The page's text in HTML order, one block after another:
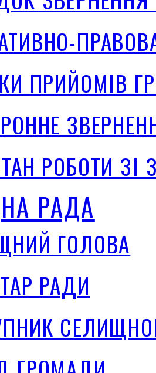
ПРИЙОМІВ
РОБОТИ
РАДА
ГОЛОВА
РАДИ